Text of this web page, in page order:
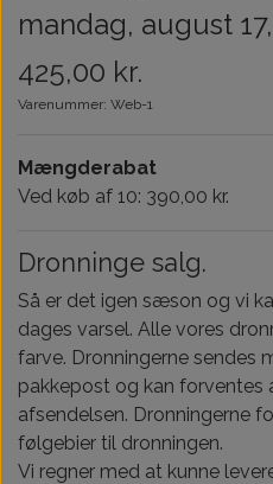
mandag, august
425,00 kr.
Varenummer: Web-1
Mængderabat
Ved køb af 10: 390,00 kr.
Dronninge salg.
Så er det igen sæson og vi
dages varsel. Alle vores
farve. Dronningerne sendes
pakkepost og kan forventes
afsendelsen. Dronningerne
følgebier til dronningen.
Vi regner med at kunne